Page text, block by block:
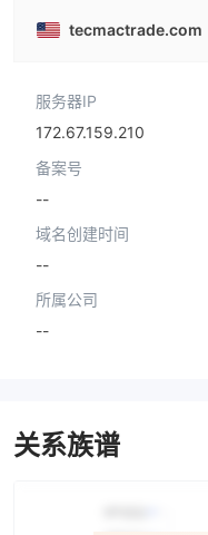
tecmactrade.com
服务器IP
172.67.159.210
备案号
--
域名创建时间
--
所属公司
--
关系族谱